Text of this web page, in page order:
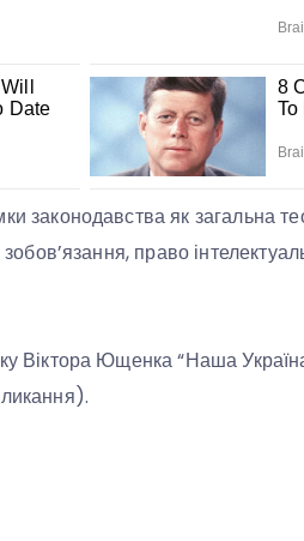
законодавства як загальна
право
Віктора Ющенка “Наша